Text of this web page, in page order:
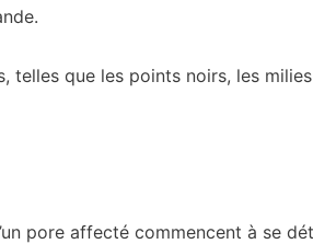
telles que les points noirs, les
pore affecté commencent à se